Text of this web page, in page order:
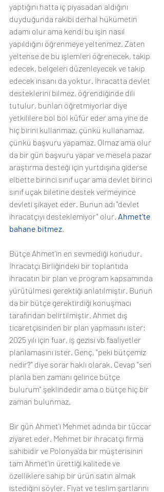
yaptığını hatta iç piyasadan aldığını
duyduğunda rakibi derhal hükümetin
adamı olur ama kendi bu işin nasıl
yapıldığını öğrenmeye yeltenmez. Zaten
yeltense de bu işlemleri öğrenecek, takip
edecek, belgeleri düzenleyecek ve takip
edecek insanı da yoktur. İhracatta devlet
desteklerini bilmez, öğrendiğinde dili
tutulur, bunları öğretmiyorlar diye
yetkililere bol bol küfür eder ama yine de
hiç birini kullanmaz, çünkü kullanamaz,
çünkü başvuru yapamaz. Olmaz ama olur
da bir gün başvuru yapar ve mesela pazar
araştırma desteği için yurtdışına giderse
elbette birinci sınıf uçar ama devlet birinci
sınıf uçak biletine destek vermeyince
devleti şikayet eder. Bunun adı "devlet
ihracatçıyı desteklemiyor" olur. Ahmet'te
bahane bitmez.
Bütçe Ahmet'in en sevmediği konudur.
İhracatçı Birliğindeki bir toplantıda
ihracatın bir plan ve program kapsamında
yürütülmesi gerektiği anlatılmıştır. Bunun
da bir bütçe gerektirdiği konuşmacı
tarafından belirtilmiştir. Ahmet dış
ticaretçisinden bir plan yapmasını ister;
2025 yılı için fuar, iş gezisi vb faaliyetler
planlamasını ister. Genç, "peki bütçemiz
nedir?" diye sorar haklı olarak. Cevap "sen
planla ben zamanı gelince bütçe
bulurum" şeklindedir ama o bütçe hiç bir
zaman bulunmaz.
Bir gün Ahmet'i Mehmet adında bir tüccar
ziyaret eder. Mehmet bir ihracatçı firma
sahibidir ve Polonya'da bir müşterisinin
tam Ahmet'in ürettiği kalitede ve
özelliklere sahip bir ürün satın almak
istediğini söyler. Fiyat ve teslim şartlarını